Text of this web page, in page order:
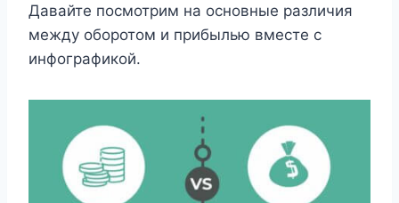
Давайте посмотрим на основные различия
между оборотом и прибылью вместе с
инфографикой.